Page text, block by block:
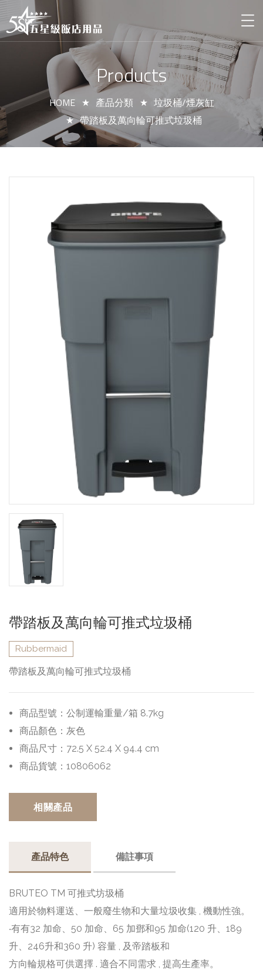
Products
HOME 產品分類
垃圾桶/煙灰缸
帶踏板及萬向輪可推式垃圾桶
帶踏板及萬向輪可推式垃圾桶
Rubbermaid
帶踏板及萬向輪可推式垃圾桶
商品型號： 公制運輸重量/箱 8.7kg
商品顏色： 灰色
商品尺寸： 72.5 X 52.4 X 94.4 cm
商品貨號： 10806062
相關產品
產品特色 備註事項
BRUTEO TM 可推式坊圾桶
適用於物料運送、一般廢生物和大量垃圾收集 , 機動性強。
‧有有32 加命、50 加命、65 加鄧和95 加命(120 升、189
升、246升和360 升) 容量 , 及帝踏板和
方向輪規格可供選擇 . 適合不同需求 , 提高生產率。